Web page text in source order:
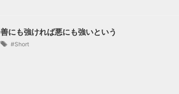
善にも強ければ悪にも強いという
#Short